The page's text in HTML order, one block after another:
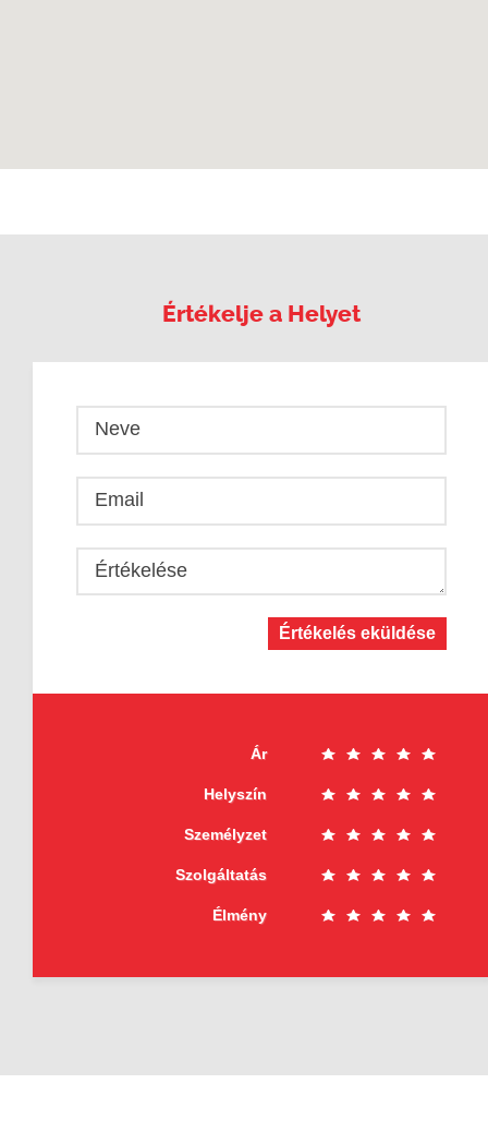
Értékelje a Helyet
Neve
Email
Értékelése
Értékelés eküldése
Ár
Helyszín
Személyzet
Szolgáltatás
Élmény